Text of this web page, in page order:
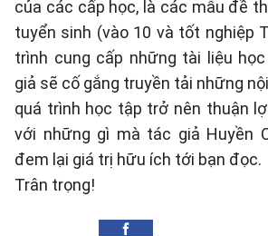
của các cấp học, là các mẫu đề
tuyển sinh (vào 10 và tốt nghiệp
trình cung cấp những tài liệu
giả sẽ cố gắng truyền tải những
quá trình học tập trở nên thuận
với những gì mà tác giả Huyền
đem lại giá trị hữu ích tới bạn đọc.
Trân trọng!